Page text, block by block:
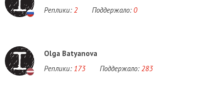
Реплики: 2 Поддержало: 0
Olga Batyanova
Реплики: 173 Поддержало: 283